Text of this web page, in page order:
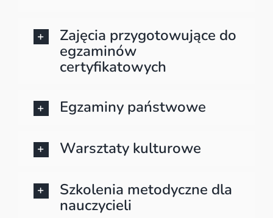
Zajęcia przygotowujące do
egzaminów
certyfikatowych
Egzaminy państwowe
Warsztaty kulturowe
Szkolenia metodyczne dla
nauczycieli